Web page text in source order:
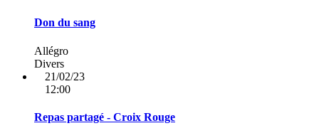
Don du sang
Allégro
Divers
21/02/23
12:00
Repas partagé - Croix Rouge